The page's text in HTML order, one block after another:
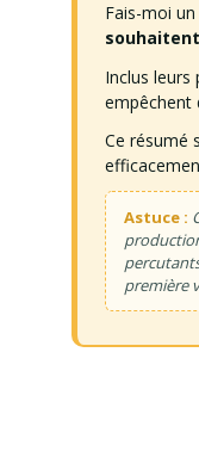
Fais-moi
Inclus
empêchent
Ce résumé
Astuce :
première